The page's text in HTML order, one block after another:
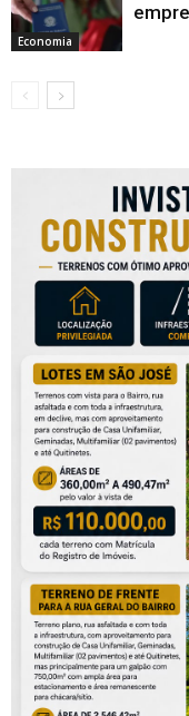
Economia